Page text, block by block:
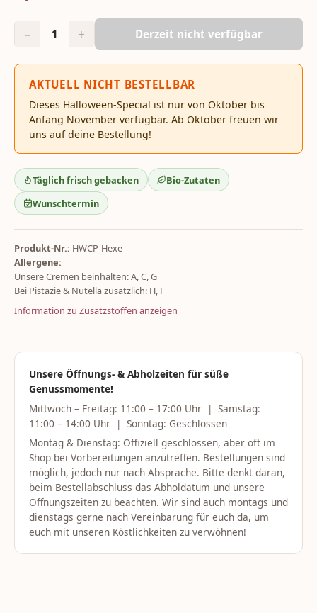
− 1 + Derzeit nicht verfügbar
AKTUELL NICHT BESTELLBAR
Dieses Halloween-Special ist nur von Oktober bis
Anfang November verfügbar. Ab Oktober freuen wir
uns auf deine Bestellung!
Täglich frisch gebacken
Bio-Zutaten
Wunschtermin
Produkt-Nr.: HWCP-Hexe
Allergene:
Unsere Cremen beinhalten: A, C, G
Bei Pistazie & Nutella zusätzlich: H, F
Information zu Zusatzstoffen anzeigen
Unsere Öffnungs- & Abholzeiten für süße
Genussmomente!
Mittwoch – Freitag: 11:00 – 17:00 Uhr | Samstag:
11:00 – 14:00 Uhr | Sonntag: Geschlossen
Montag & Dienstag: Offiziell geschlossen, aber oft im
Shop bei Vorbereitungen anzutreffen. Bestellungen sind
möglich, jedoch nur nach Absprache. Bitte denkt daran,
beim Bestellabschluss das Abholdatum und unsere
Öffnungszeiten zu beachten. Wir sind auch montags und
dienstags gerne nach Vereinbarung für euch da, um
euch mit unseren Köstlichkeiten zu verwöhnen!